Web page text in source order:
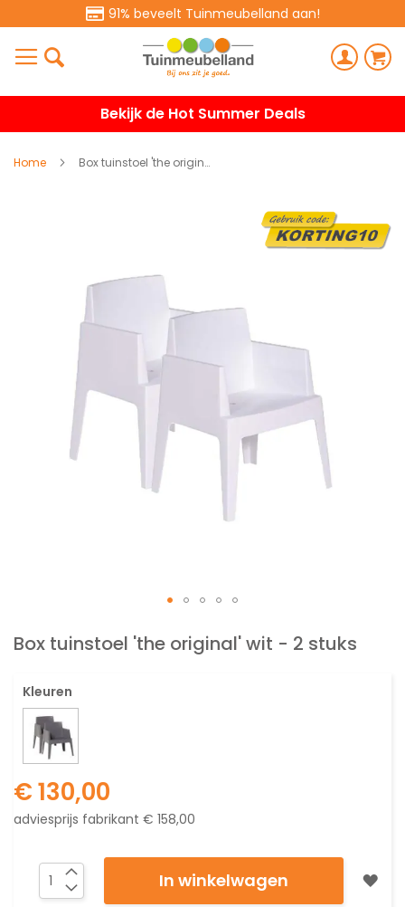
91% beveelt Tuinmeubelland aan!
Bekijk de Hot Summer Deals
Home Box tuinstoel 'the original' wit - 2 stuks
Box tuinstoel 'the original' wit - 2 stuks
afbeeldingen-
naar
van
de
afbeeldingen-
gallerij
Kleuren
€ 130,00
adviesprijs fabrikant € 158,00
In winkelwagen